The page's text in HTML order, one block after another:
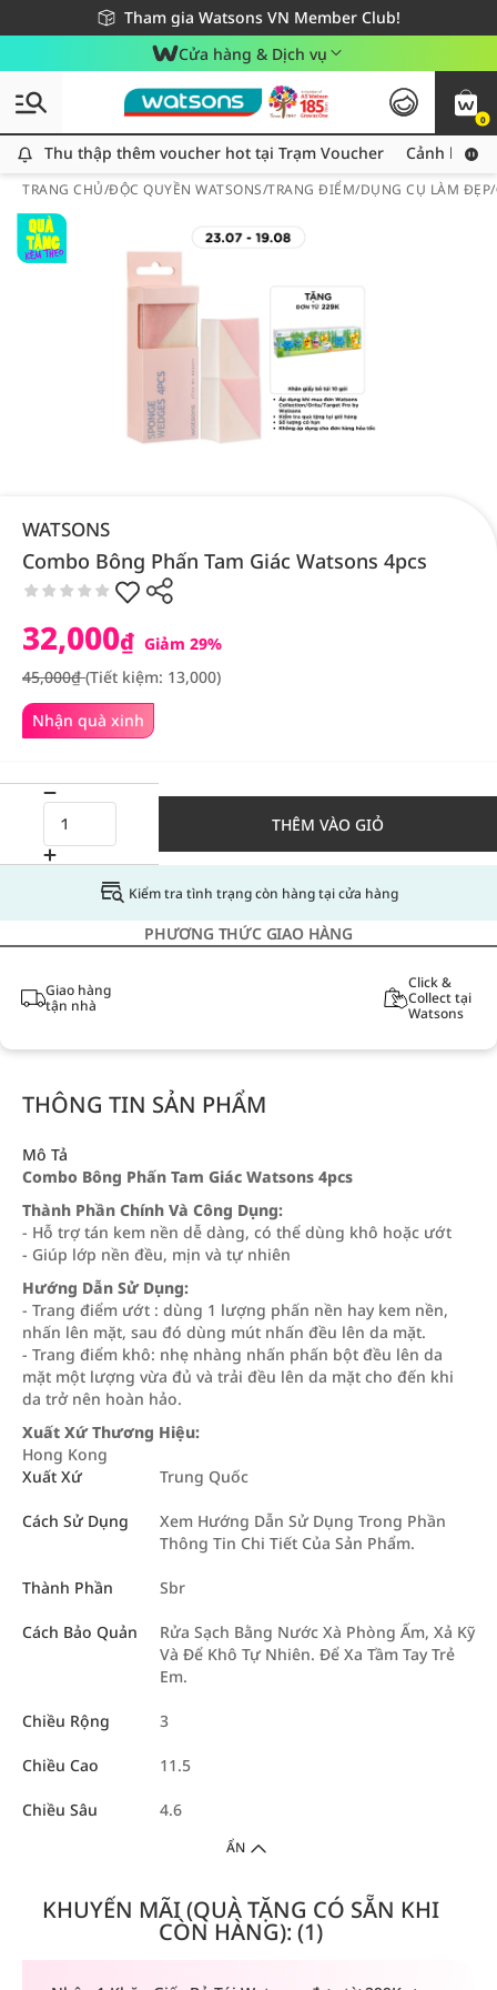
Tham gia Watsons VN Member Club!
Miễn phí giao hàng cho đơn hàng từ 249,000Đ
Giao hàng nhanh 24h - Áp dụng khu vực TP. Hồ Chí Minh
Cửa hàng & Dịch vụ
0
Thu thập thêm voucher hot tại Trạm Voucher
Thu thập thêm voucher hot tại Trạm Voucher Cảnh báo
TRANG CHỦ/ĐỘC QUYỀN WATSONS/TRANG ĐIỂM/DỤNG CỤ LÀM ĐẸP/
WATSONS
Combo Bông Phấn Tam Giác Watsons 4pcs
Nhận quà xinh
32,000₫ Giảm 29%
45,000₫(Tiết kiệm: 13,000)
THÊM VÀO GIỎ
Kiểm tra tình trạng còn hàng tại cửa hàng
PHƯƠNG THỨC GIAO HÀNG
Giao hàng
tận nhà
Click &
Collect tại
Watsons
THÔNG TIN SẢN PHẨM
Mô Tả
Combo Bông Phấn Tam Giác Watsons 4pcs
Thành Phần Chính Và Công Dụng:
- Hỗ trợ tán kem nền dễ dàng, có thể dùng khô hoặc ướt
- Giúp lớp nền đều, mịn và tự nhiên
Hướng Dẫn Sử Dụng:
- Trang điểm ướt : dùng 1 lượng phấn nền hay kem nền,
nhấn lên mặt, sau đó dùng mút nhấn đều lên da mặt.
- Trang điểm khô: nhẹ nhàng nhấn phấn bột đều lên da
mặt một lượng vừa đủ và trải đều lên da mặt cho đến khi
da trở nên hoàn hảo.
Xuất Xứ Thương Hiệu:
Hong Kong
Xuất Xứ
Trung Quốc
Cách Sử Dụng
Xem Hướng Dẫn Sử Dụng Trong Phần
Thông Tin Chi Tiết Của Sản Phẩm.
Thành Phần Sbr
Cách Bảo Quản
Rửa Sạch Bằng Nước Xà Phòng Ấm, Xả Kỹ
Và Để Khô Tự Nhiên. Để Xa Tầm Tay Trẻ
Em.
Chiều Rộng 3
Chiều Cao 11.5
Chiều Sâu 4.6
ẨN
KHUYẾN MÃI (QUÀ TẶNG CÓ SẴN KHI
CÒN HÀNG): (1)